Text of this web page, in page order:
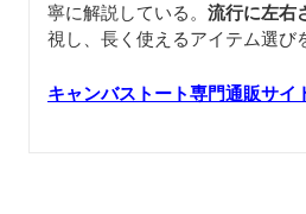
寧に解説している。 流行に左右
視し、長く使えるアイテム選び
キャンバストート専門通販サ